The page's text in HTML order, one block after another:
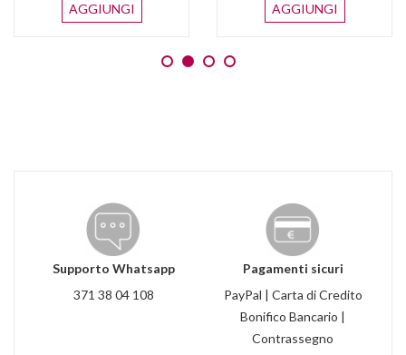
AGGIUNGI AGGIUNGI
Supporto Whatsapp
371 38 04 108
Pagamenti sicuri
PayPal | Carta di Credito
Bonifico Bancario |
Contrassegno